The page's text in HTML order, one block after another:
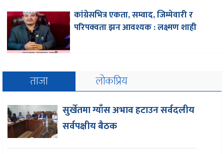
कांग्रेसभित्र एकता, सम्वाद, जिम्मेवारी र
परिपक्वता झन आवश्यक : लक्ष्मण शाही
ताजा लोकप्रिय
सुर्खेतमा ग्याँस अभाव हटाउन सर्वदलीय
सर्वपक्षीय बैठक